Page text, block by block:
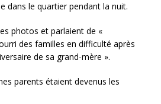
dans le quartier pendant la nuit.
photos et parlaient de «
des familles en difficulté après
de sa grand-mère ».
parents étaient devenus les